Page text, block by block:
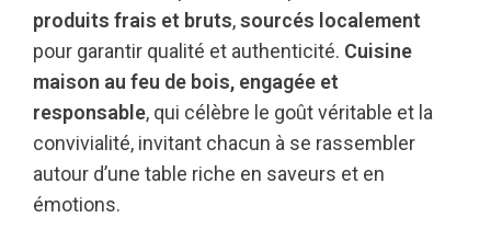
produits frais et bruts,sourcés localement
pour garantir qualité et authenticité. Cuisine
maison au feu de bois, engagée et
responsable, qui célèbre le goût véritable et la
convivialité, invitant chacun à se rassembler
autour d’une table riche en saveurs et en
émotions.